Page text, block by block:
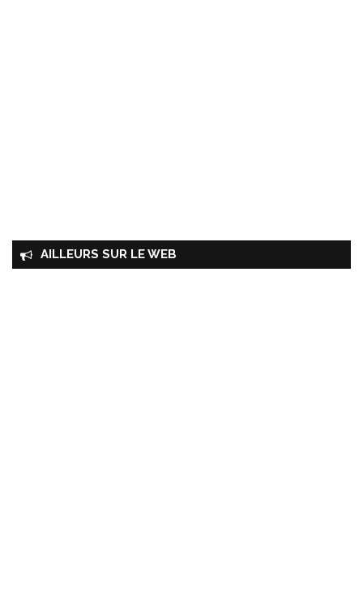
AILLEURS SUR LE WEB